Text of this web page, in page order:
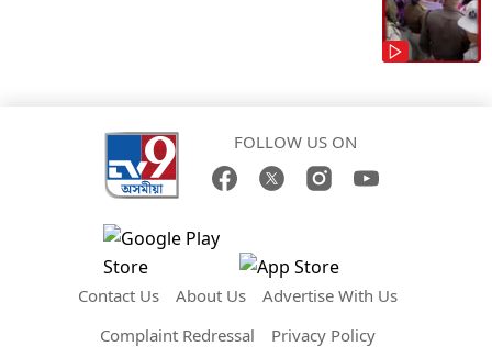
FOLLOW US ON
Contact Us About Us
Advertise With Us
Complaint Redressal
Privacy Policy